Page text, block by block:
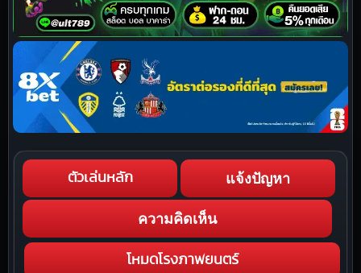
ตัวเล่นหลัก แจ้งปัญหา
ความคิดเห็น
โหมดโรงภาพยนตร์